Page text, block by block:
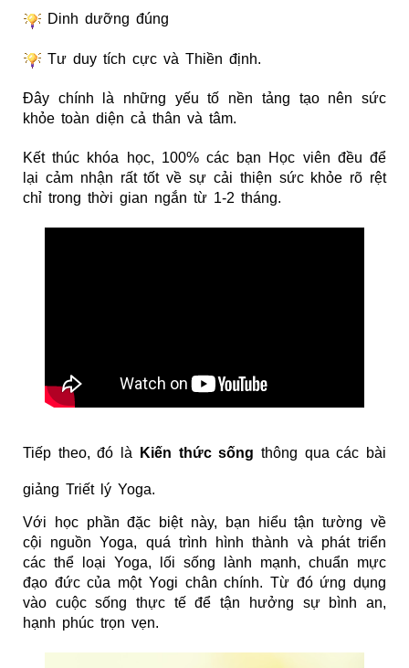
Dinh dưỡng đúng
Tư duy tích cực và Thiền định.
Đây chính là những yếu tố nền tảng tạo nên sức
khỏe toàn diện cả thân và tâm.
Kết thúc khóa học, 100% các bạn Học viên đều để
lại cảm nhận rất tốt về sự cải thiện sức khỏe rõ rệt
chỉ trong thời gian ngắn từ 1-2 tháng.
Tiếp theo, đó là Kiến thức sống thông qua các bài
giảng Triết lý Yoga.
Với học phần đặc biệt này, bạn hiểu tận tường về
cội nguồn Yoga, quá trình hình thành và phát triển
các thể loại Yoga, lối sống lành mạnh, chuẩn mực
đạo đức của một Yogi chân chính. Từ đó ứng dụng
vào cuộc sống thực tế để tận hưởng sự bình an,
hạnh phúc trọn vẹn.